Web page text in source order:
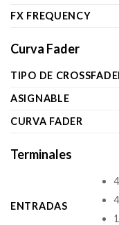
FX FREQUENCY
Curva Fader
TIPO DE
ASIGNABLE
CURVA FADER
Terminales
ENTRADAS